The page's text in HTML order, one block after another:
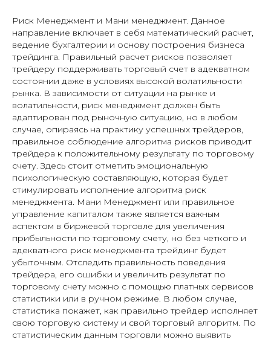
Риск Менеджмент и Мани менеджмент. Данное
направление включает в себя математический расчет,
ведение бухгалтерии и основу построения бизнеса
трейдинга. Правильный расчет рисков позволяет
трейдеру поддерживать торговый счет в адекватном
состоянии даже в условиях высокой волатильности
рынка. В зависимости от ситуации на рынке и
волатильности, риск менеджмент должен быть
адаптирован под рыночную ситуацию, но в любом
случае, опираясь на практику успешных трейдеров,
правильное соблюдение алгоритма рисков приводит
трейдера к положительному результату по торговому
счету. Здесь стоит отметить эмоциональную
психологическую составляющую, которая будет
стимулировать исполнение алгоритма риск
менеджмента. Мани Менеджмент или правильное
управление капиталом также является важным
аспектом в биржевой торговле для увеличения
прибыльности по торговому счету, но без четкого и
адекватного риск менеджмента трейдинг будет
убыточным. Отследить правильность поведения
трейдера, его ошибки и увеличить результат по
торговому счету можно с помощью платных сервисов
статистики или в ручном режиме. В любом случае,
статистика покажет, как правильно трейдер исполняет
свою торговую систему и свой торговый алгоритм. По
статистическим данным торговли можно выявить